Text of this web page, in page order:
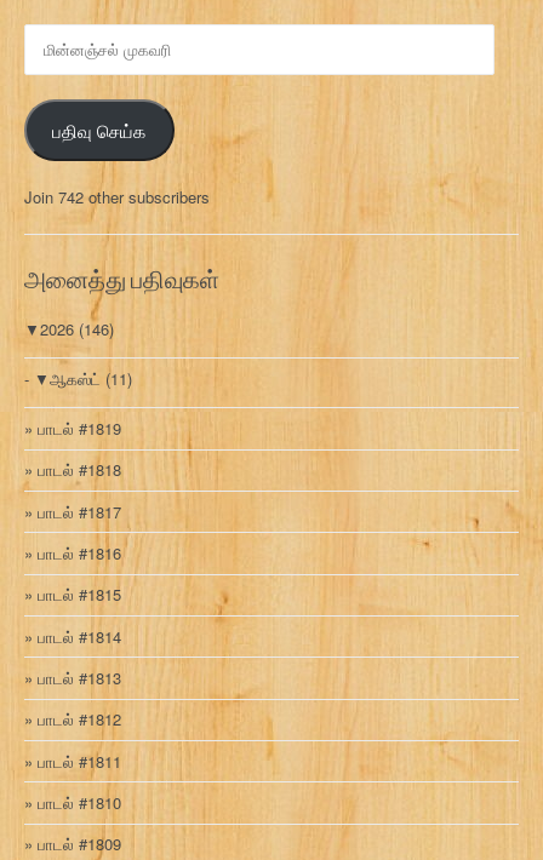
ன
ஞ்
ச
ல்
க
வ
பதிவு செய்க
Join 742 other subscribers
அனைத்து பதிவுகள்
▼2026 (146)
▼ஆகஸ்ட் (11)
பாடல் #1819
பாடல் #1818
பாடல் #1817
பாடல் #1816
பாடல் #1815
பாடல் #1814
பாடல் #1813
பாடல் #1812
பாடல் #1811
பாடல் #1810
பாடல் #1809